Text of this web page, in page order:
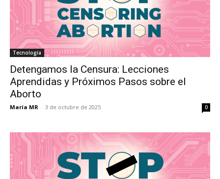
Tecnología
Detengamos la Censura: Lecciones
Aprendidas y Próximos Pasos sobre el
Aborto
María MR - 3 de octubre de 2025 0